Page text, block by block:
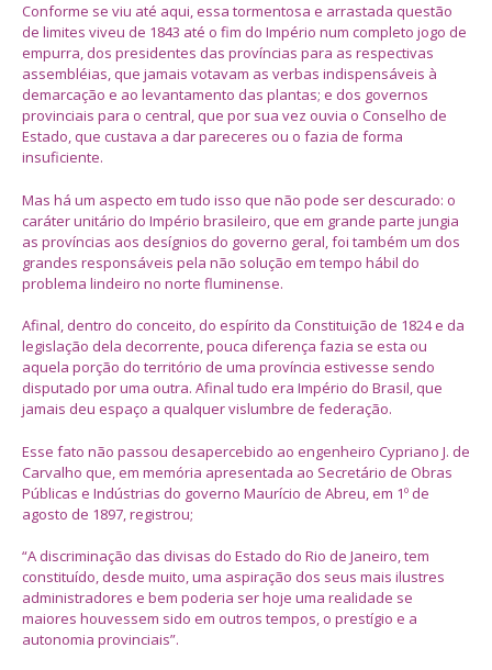
Conforme se viu até aqui, essa tormentosa e arrastada questão
de limites viveu de 1843 até o fim do Império num completo jogo de
empurra, dos presidentes das províncias para as respectivas
assembléias, que jamais votavam as verbas indispensáveis à
demarcação e ao levantamento das plantas; e dos governos
provinciais para o central, que por sua vez ouvia o Conselho de
Estado, que custava a dar pareceres ou o fazia de forma
insuficiente.
Mas há um aspecto em tudo isso que não pode ser descurado: o
caráter unitário do Império brasileiro, que em grande parte jungia
as províncias aos desígnios do governo geral, foi também um dos
grandes responsáveis pela não solução em tempo hábil do
problema lindeiro no norte fluminense.
Afinal, dentro do conceito, do espírito da Constituição de 1824 e da
legislação dela decorrente, pouca diferença fazia se esta ou
aquela porção do território de uma província estivesse sendo
disputado por uma outra. Afinal tudo era Império do Brasil, que
jamais deu espaço a qualquer vislumbre de federação.
Esse fato não passou desapercebido ao engenheiro Cypriano J. de
Carvalho que, em memória apresentada ao Secretário de Obras
Públicas e Indústrias do governo Maurício de Abreu, em 1º de
agosto de 1897, registrou;
“A discriminação das divisas do Estado do Rio de Janeiro, tem
constituído, desde muito, uma aspiração dos seus mais ilustres
administradores e bem poderia ser hoje uma realidade se
maiores houvessem sido em outros tempos, o prestígio e a
autonomia provinciais”.